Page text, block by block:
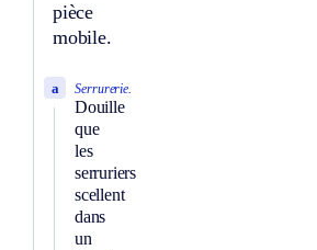
pièce
mobile.
Serrurerie.
Douille
que
les
serruriers
scellent
dans
un
a